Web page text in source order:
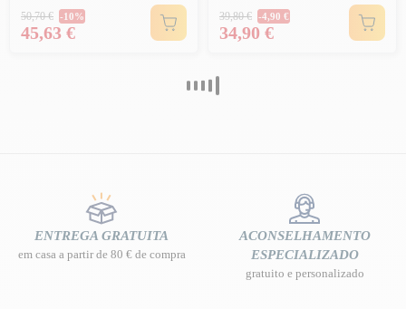
Preço normal
50,70 € -10%
Preço
45,63 €
Preço normal
39,80 € -4,90 €
Preço
34,90 €
ENTREGA GRATUITA
em casa a partir de 80 € de compra
ACONSELHAMENTO
ESPECIALIZADO
gratuito e personalizado